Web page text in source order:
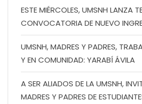
ESTE MIÉRCOLES, UMSNH LANZA
CONVOCATORIA DE NUEVO
UMSNH, MADRES Y PADRES,
Y EN COMUNIDAD: YARABÍ ÁVILA
A SER ALIADOS DE LA UMSNH,
MADRES Y PADRES DE